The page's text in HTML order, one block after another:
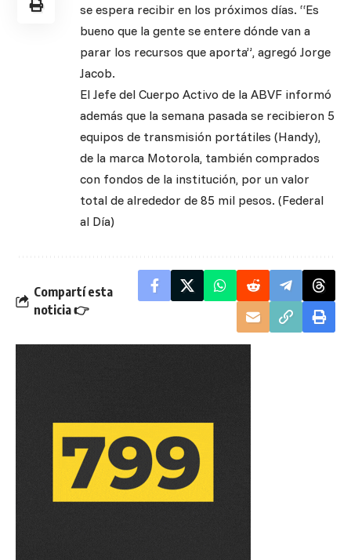
se espera recibir en los próximos días. “Es
bueno que la gente se entere dónde van a
parar los recursos que aporta”, agregó Jorge
Jacob.
El Jefe del Cuerpo Activo de la ABVF informó
además que la semana pasada se recibieron 5
equipos de transmisión portátiles (Handy),
de la marca Motorola, también comprados
con fondos de la institución, por un valor
total de alrededor de 85 mil pesos. (Federal
al Día)
Compartí esta
noticia 👉